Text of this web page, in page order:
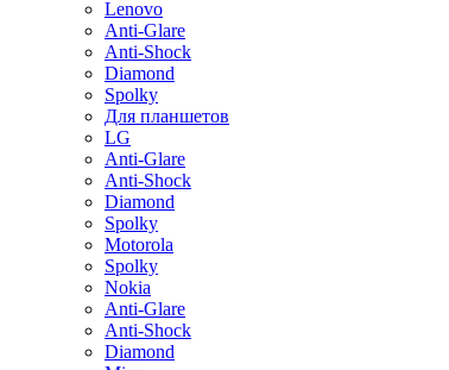
Lenovo
Anti-Glare
Anti-Shock
Diamond
Spolky
Для планшетов
LG
Anti-Glare
Anti-Shock
Diamond
Spolky
Motorola
Spolky
Nokia
Anti-Glare
Anti-Shock
Diamond